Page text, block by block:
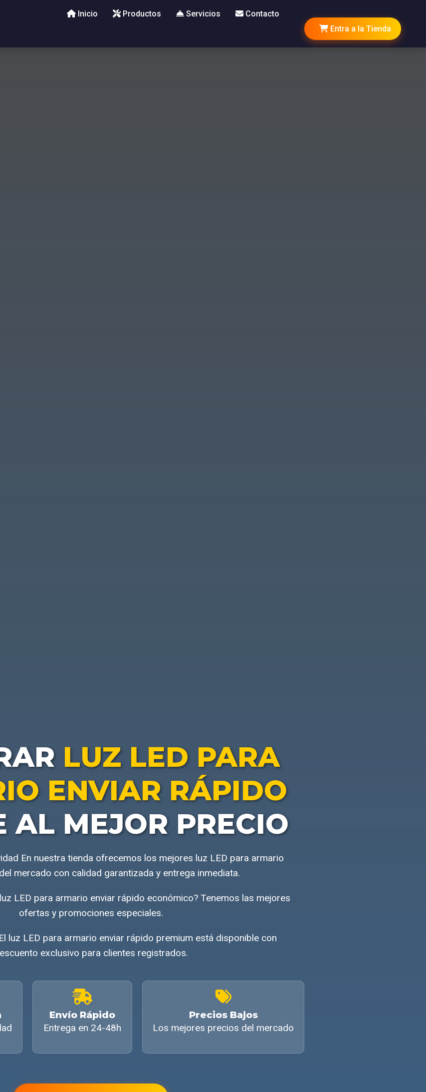
Inicio Productos Servicios
Contacto
Entra a la Tienda
LUZ LED PARA
ENVIAR RÁPIDO
AL MEJOR PRECIO
En nuestra tienda ofrecemos los mejores luz LED para armario
mercado con calidad garantizada y entrega inmediata.
LED para armario enviar rápido económico? Tenemos las mejores
ofertas y promociones especiales.
luz LED para armario enviar rápido premium está disponible con
exclusivo para clientes registrados.
Envío Rápido
Entrega en 24-48h
Precios Bajos
Los mejores precios del mercado